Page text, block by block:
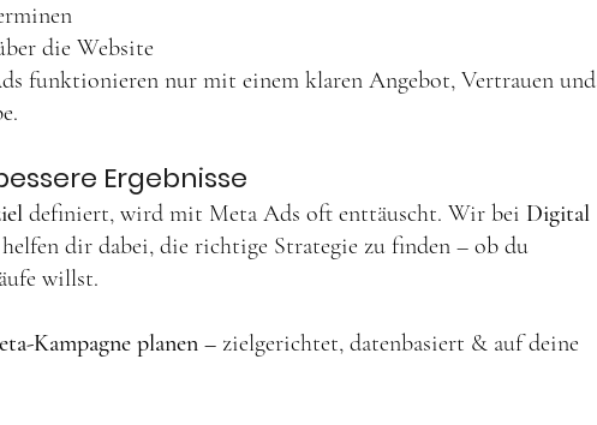
die Website
funktionieren nur mit einem klaren Angebot, Vertrauen und
Ergebnisse
definiert, wird mit Meta Ads oft enttäuscht. Wir bei Digital
helfen dir dabei, die richtige Strategie zu finden – ob du
willst.
Kampagne planen – zielgerichtet, datenbasiert & auf deine